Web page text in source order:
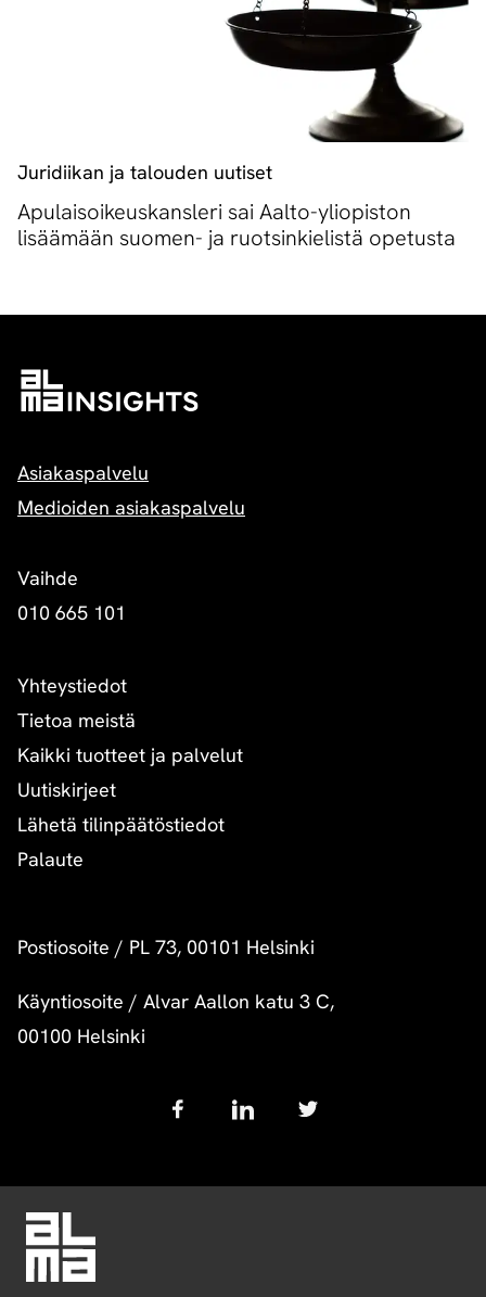
Juridiikan ja talouden uutiset
Apulaisoikeuskansleri sai Aalto-yliopiston
lisäämään suomen- ja ruotsinkielistä opetusta
Asiakaspalvelu
Medioiden asiakaspalvelu
Vaihde
010 665 101
Yhteystiedot
Tietoa meistä
Kaikki tuotteet ja palvelut
Uutiskirjeet
Lähetä tilinpäätöstiedot
Palaute
Postiosoite / PL 73, 00101 Helsinki
Käyntiosoite / Alvar Aallon katu 3 C,
00100 Helsinki